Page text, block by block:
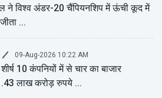
ने विश्व अंडर-20 चैंपियनशिप में ऊंची कूद में
...
09-Aug-2026 10:22 AM
10 कंपनियों में से चार का बाजार
लाख करोड़ रुपये ...